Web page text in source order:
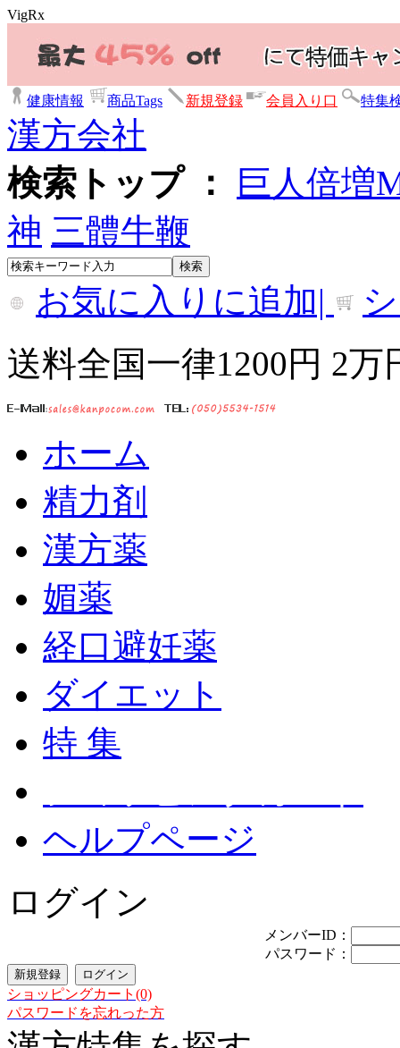
VigRx
健康情報 商品Tags 新規登録 会員入り口 特集
漢方会社
検索トップ ：
巨人倍増
神 三體牛鞭
お気に入りに追加|
送料全国一律1200円 2
ホーム
精力剤
漢方薬
媚薬
経口避妊薬
ダイエット
特 集
ヘルプページ
ログイン
メンバーID：
パスワード：
ショッピングカート(0)
パスワードを忘れった方